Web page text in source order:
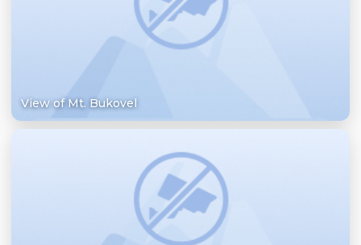
View of Mt. Bukovel